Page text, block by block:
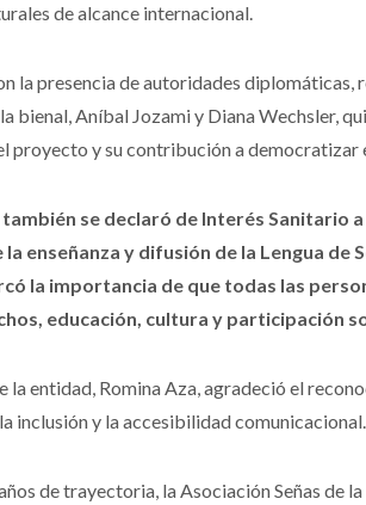
de alcance internacional.
la presencia de autoridades diplomáticas,
bienal, Aníbal Jozami y Diana Wechsler,
proyecto y su contribución a democratizar
se declaró de Interés Sanitario
enseñanza y difusión de la Lengua de
la importancia de que todas las
educación, cultura y participación
la entidad, Romina Aza, agradeció el
inclusión y la accesibilidad comunicacional.
de trayectoria, la Asociación Señas de